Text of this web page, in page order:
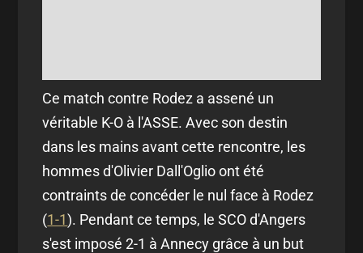
Ce match contre Rodez a assené un
véritable K-O à l'ASSE. Avec son destin
dans les mains avant cette rencontre, les
hommes d'Olivier Dall'Oglio ont été
contraints de concéder le nul face à Rodez
(1-1). Pendant ce temps, le SCO d'Angers
s'est imposé 2-1 à Annecy grâce à un but